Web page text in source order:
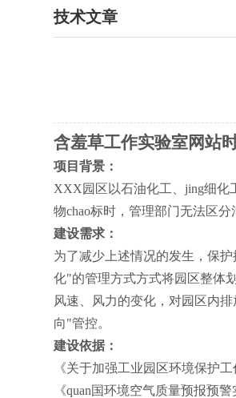
技术文章
含羞草工作实验室网站
项目背景：
XXX园区以石油化工、jing细化
物chao标时，管理部门无法区
建设需求：
为了减少上述情况的发生，
化"的管理方式方式将园区整体划
风速、风力的变化，对园区
向"管控。
建设依据：
《关于加强工业园区环境保护
《quan国环境空气质量预报预